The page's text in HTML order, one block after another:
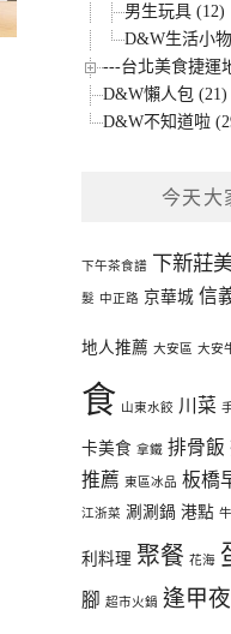
男生玩具 (12)
D&W生活小
---台北美食捷運
D&W懶人包 (21)
D&W不知道啦
今天大
下午茶食譜 下新莊
髮 中正路 京華城 信
地人推薦 大安區 大安
食 山東水餃 川菜
卡美食 拿鐵 排骨飯
推薦 東區冰品 板橋
江浙菜 涮涮鍋 港點
利料理 聚餐 花海
腳 超市火鍋 逢甲